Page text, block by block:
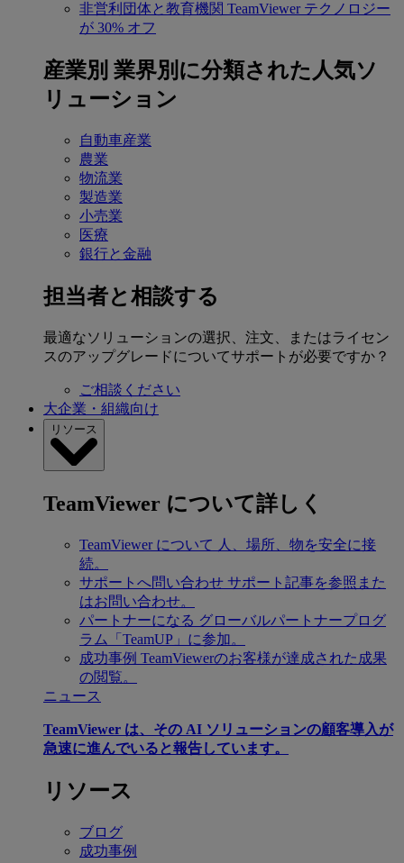
非営利団体と教育機関 TeamViewer テクノロジー
が 30% オフ
産業別 業界別に分類された人気ソ
リューション
自動車産業
農業
物流業
製造業
小売業
医療
銀行と金融
担当者と相談する
最適なソリューションの選択、注文、またはライセン
スのアップグレードについてサポートが必要ですか？
ご相談ください
大企業・組織向け
リソース
TeamViewer について詳しく
TeamViewer について 人、場所、物を安全に接
続。
サポートへ問い合わせ サポート記事を参照また
はお問い合わせ。
パートナーになる グローバルパートナープログ
ラム「TeamUP」に参加。
成功事例 TeamViewerのお客様が達成された成果
の閲覧。
ニュース
TeamViewer は、その AI ソリューションの顧客導入が
急速に進んでいると報告しています。
リソース
ブログ
成功事例